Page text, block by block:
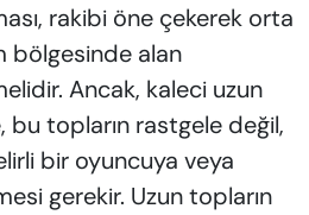
rakibi öne çekerek orta
bölgesinde alan
Ancak, kaleci uzun
topların rastgele değil,
bir oyuncuya veya
gerekir. Uzun topların